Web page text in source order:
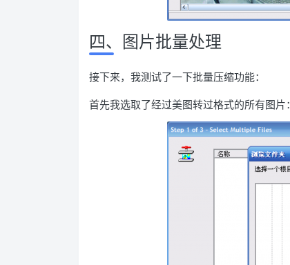
四、图片批量处理
接下来，我测试了一下批量压缩功能：
首先我选取了经过美图转过格式的所有图片：